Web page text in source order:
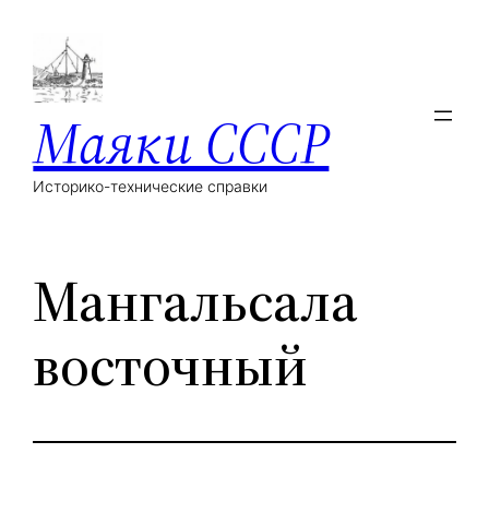
Маяки СССР
Историко-технические справки
Мангальсала
восточный